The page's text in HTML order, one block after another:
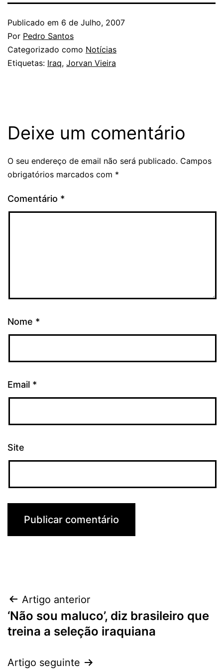
Publicado em 6 de Julho, 2007
Por Pedro Santos
Categorizado como Notícias
Etiquetas: Iraq, Jorvan Vieira
Deixe um comentário
O seu endereço de email não será publicado. Campos
obrigatórios marcados com *
Comentário *
Nome *
Email *
Site
Navegação
de
Artigo anterior
‘Não sou maluco’, diz brasileiro que
treina a seleção iraquiana
Artigo seguinte